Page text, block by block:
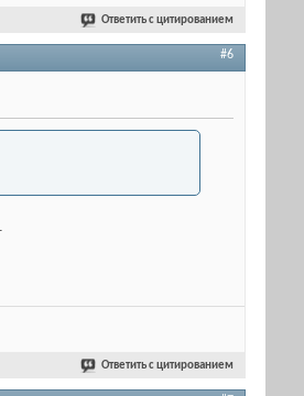
Ответить с цитированием
#6
Ответить с цитированием